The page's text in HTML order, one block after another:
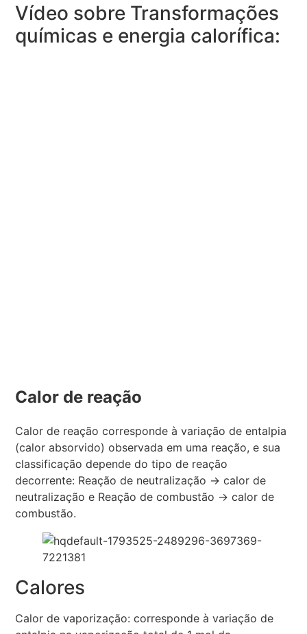
Vídeo sobre Transformações
químicas e energia calorífica:
Calor de reação
Calor de reação corresponde à variação de entalpia
(calor absorvido) observada em uma reação, e sua
classificação depende do tipo de reação
decorrente: Reação de neutralização → calor de
neutralização e Reação de combustão → calor de
combustão.
Calores
Calor de vaporização: corresponde à variação de